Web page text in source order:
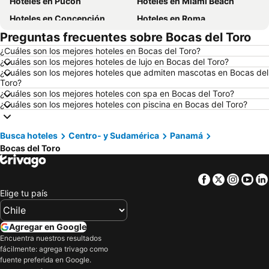
Hoteles en Concepción
Hoteles en Roma
Hoteles en La Serena
Hoteles en Puerto Montt
Hoteles en Lima
Hoteles en Valdivia
Hoteles en San Andrés
Hoteles en Búzios
Hoteles en Chillán
Hoteles en Arica
Hoteles en Curazao
Hoteles en Chile
Hoteles en Isla de Pascua
Hoteles en Asunción
Hoteles en Cerdeña
Hoteles en Curicó
Hoteles en Jamaica
Hoteles en Lacio
Hoteles en Región de Arica y Parinacota
Hoteles en Colombia
Hoteles en Andalucía
Hoteles en Prefectura Tokio
Preguntas frecuentes sobre Bocas del Toro
¿Cuáles son los mejores hoteles en Bocas del Toro?
¿Cuáles son los mejores hoteles de lujo en Bocas del Toro?
¿Cuáles son los mejores hoteles que admiten mascotas en Bocas del
Toro?
¿Cuáles son los mejores hoteles con spa en Bocas del Toro?
¿Cuáles son los mejores hoteles con piscina en Bocas del Toro?
Busca hoteles Centro- y Sudamérica
Panamá
Bocas del Toro
Facebook
Twitter
Elige tu país
Agregar en Google
Encuentra nuestros resultados
fácilmente: agrega trivago como
fuente preferida en Google.